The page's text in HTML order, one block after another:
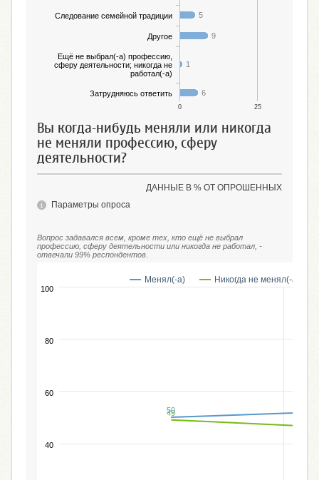
Следование семейной традиции 5
Другое 9
Ещё не выбрал(-а) профессию,
сферу деятельности; никогда не
работал(-а)
1
Затрудняюсь ответить 6
0 25
Вы когда-нибудь меняли или никогда
не меняли профессию, сферу
деятельности?
ДАННЫЕ В % ОТ ОПРОШЕННЫХ
Параметры опроса
Вопрос задавался всем, кроме тех, кто ещё не выбрал
профессию, сферу деятельности или никогда не работал, -
отвечали 99% респондентов.
49
50
Менял(-а) Никогда не менял(-а)
40
60
80
100